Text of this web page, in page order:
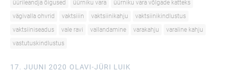
üürileandja õigused
üürniku vara
üürniku vara võlgade katteks
vägivalla ohvrid
vaktsiiin vaktsiinikahju
vaktsiinikindlustus
vaktsiiniseadus
vale ravi vallandamine varakahju
varaline kahju
vastutuskindlustus
17. JUUNI 2020 OLAVI-JÜRI LUIK